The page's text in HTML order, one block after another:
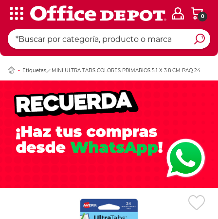
0
Etiquetas MINI ULTRA TABS COLORES PRIMARIOS 5.1 X 3.8 CM PAQ 24
Ingresar Codigo